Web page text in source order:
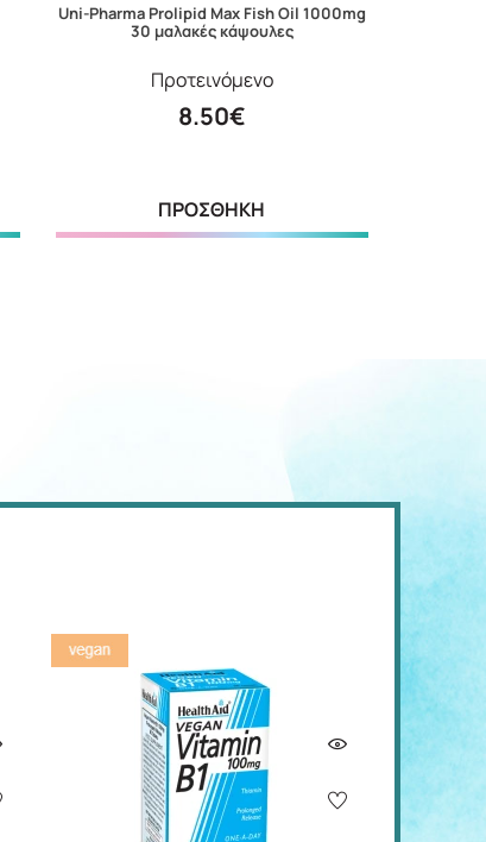
Uni-Pharma Prolipid Max Fish Oil 1000mg
30 μαλακές κάψουλες
Προτεινόμενο
8.50€
ΠΡΟΣΘΗΚΗ